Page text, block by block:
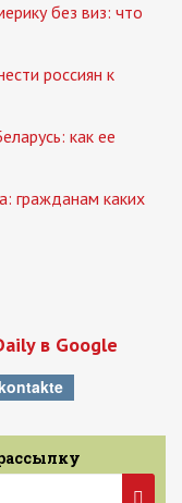
без виз: что
россиян к
как ее
гражданам каких
в Google